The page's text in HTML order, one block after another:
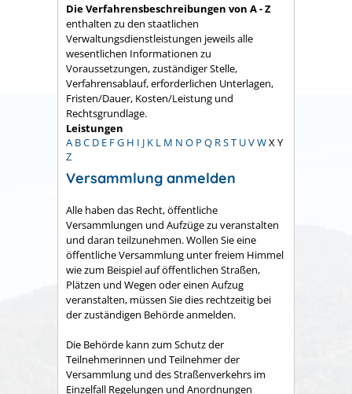
Die Verfahrensbeschreibungen von A - Z
enthalten zu den staatlichen
Verwaltungsdienstleistungen jeweils alle
wesentlichen Informationen zu
Voraussetzungen, zuständiger Stelle,
Verfahrensablauf, erforderlichen Unterlagen,
Fristen/Dauer, Kosten/Leistung und
Rechtsgrundlage.
Leistungen
A BC D E FG H I J K L M N O P Q RST UVWX Y
Z
Versammlung anmelden
Alle haben das Recht, öffentliche
Versammlungen und Aufzüge zu veranstalten
und daran teilzunehmen. Wollen Sie eine
öffentliche Versammlung unter freiem Himmel
wie zum Beispiel auf öffentlichen Straßen,
Plätzen und Wegen oder einen Aufzug
veranstalten, müssen Sie dies rechtzeitig bei
der zuständigen Behörde anmelden.
Die Behörde kann zum Schutz der
Teilnehmerinnen und Teilnehmer der
Versammlung und des Straßenverkehrs im
Einzelfall Regelungen und Anordnungen